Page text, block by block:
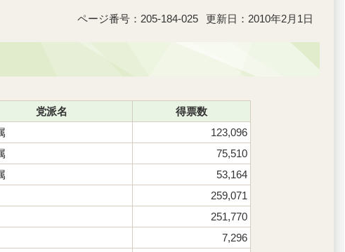
ページ番号：205-184-025 更新日：2010年2月1日
党派名
得票数
123,096
75,510
53,164
259,071
251,770
7,296